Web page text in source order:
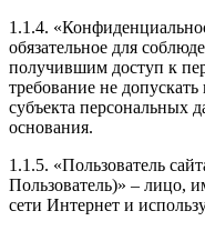
1.1.4.
обязательное для
получившим доступ к
требование не допускать
субъекта персональных
основания.
1.1.5. «Пользователь
Пользователь)» – лицо,
сети Интернет и